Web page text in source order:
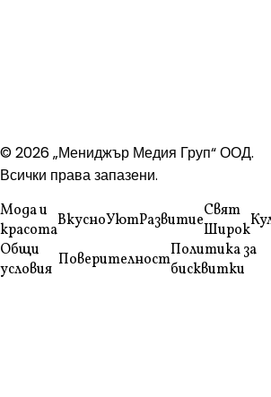
© 2026 „Мениджър Медия Груп“ ООД.
Всички права запазени.
Мода и
красотаВкусноУютРазвитиеСвят
Широк
Общи
условия ПоверителностПолитика за
бисквитки